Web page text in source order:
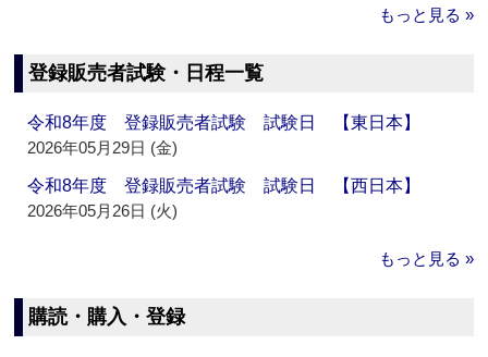
もっと見る »
登録販売者試験・日程一覧
令和8年度 登録販売者試験 試験日 【東日本】
2026年05月29日 (金)
令和8年度 登録販売者試験 試験日 【西日本】
2026年05月26日 (火)
もっと見る »
購読・購入・登録